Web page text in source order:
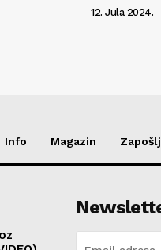
12. Jula 2024.
Info Magazin